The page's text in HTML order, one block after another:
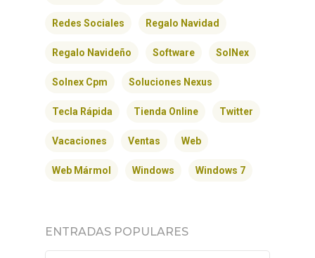
Redes Sociales Regalo Navidad
Regalo Navideño Software SolNex
Solnex Cpm Soluciones Nexus
Tecla Rápida Tienda Online Twitter
Vacaciones Ventas Web
Web Mármol Windows Windows 7
ENTRADAS POPULARES
CONTACTO